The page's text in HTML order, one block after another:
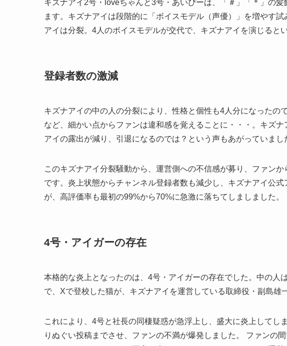
キズナアイ2号・loveちゃんと3号・あいぴーは、「＃」「＊」の
ます。キズナアイは段階的に「ボイスモデル（声優）」を増やす
アイは分裂。4人のボイスモデルが交代で、キズナアイを演じると
登録者数の激減
キズナアイの中の人の分裂により、性格と個性も4人分になったの
など、細かい点からファンは違和感を覚えることに・・・。キズ
アイの露出が減り、引退になるのでは？という声もあがっていまし
このキズナアイ分裂騒動から、運営側への不信感が募り、ファン
です。炎上状態からチャンネル登録者数も減少し、キズナアイ公式
が、高評価率も最初の99%から70%に急激に落ちてしましました。
4号・アイガーの存在
本格的な炎上となったのは、4号・アイガーの存在でした。中の人
で、Xで登校した猫が、キズナアイを運営している取締役・副島雄
これにより、4号と社長の同棲疑惑が急浮上し、盛大に炎上してし
りぬぐい投稿までさせ、ファンの不満が爆発しました。 ファンの